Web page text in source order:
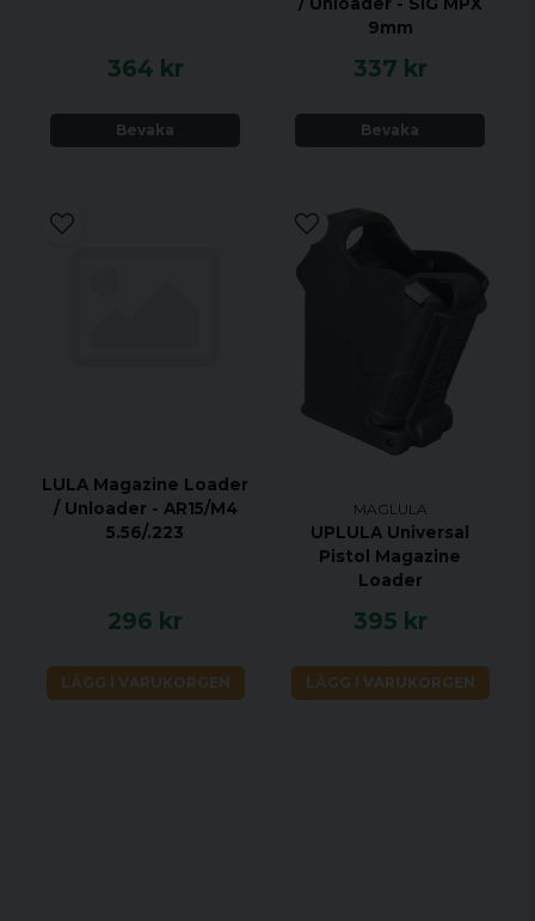
364 kr
Bevaka
/ Unloader - SIG MPX
9mm
337 kr
Bevaka
LULA Magazine Loader
/ Unloader - AR15/M4
5.56/.223
296 kr
LÄGG I VARUKORGEN
MAGLULA
UPLULA Universal
Pistol Magazine
Loader
395 kr
LÄGG I VARUKORGEN